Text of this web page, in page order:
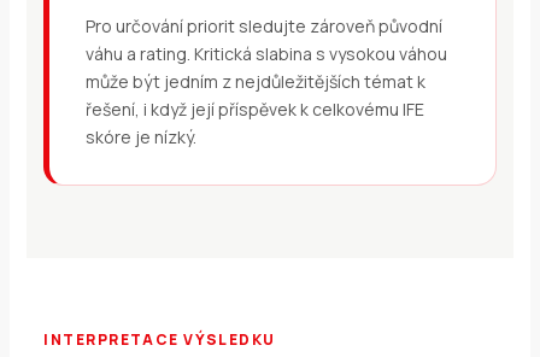
Pro určování priorit sledujte zároveň původní
váhu a rating. Kritická slabina s vysokou váhou
může být jedním z nejdůležitějších témat k
řešení, i když její příspěvek k celkovému IFE
skóre je nízký.
INTERPRETACE VÝSLEDKU